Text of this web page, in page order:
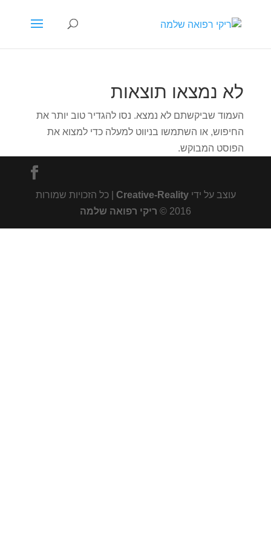
לא נמצאו תוצאות
העמוד שביקשתם לא נמצא. נסו להגדיר טוב יותר את
החיפוש, או השתמשו בניווט למעלה כדי למצוא את
הפוסט המבוקש.
עוצב על ידיCreative-Reality | כל הזכויות שמורות
2016 ©
ריקי רפואה שלמה